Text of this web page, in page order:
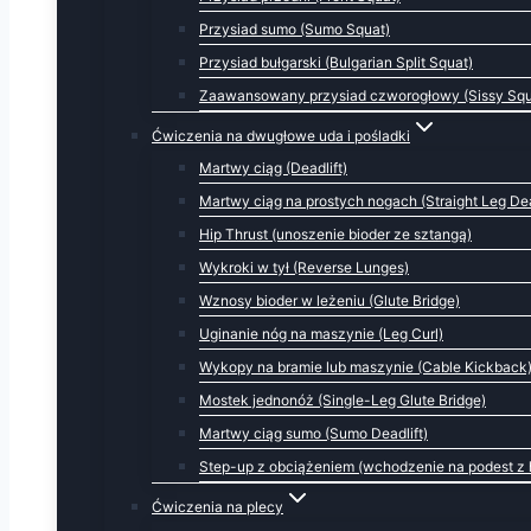
Przysiad sumo (Sumo Squat)
Przysiad bułgarski (Bulgarian Split Squat)
Zaawansowany przysiad czworogłowy (Sissy
Ćwiczenia na dwugłowe uda i pośladki
Martwy ciąg (Deadlift)
Martwy ciąg na prostych nogach (Straight Leg
Hip Thrust (unoszenie bioder ze sztangą)
Wykroki w tył (Reverse Lunges)
Wznosy bioder w leżeniu (Glute Bridge)
Uginanie nóg na maszynie (Leg Curl)
Wykopy na bramie lub maszynie (Cable Kickback)
Mostek jednonóż (Single-Leg Glute Bridge)
Martwy ciąg sumo (Sumo Deadlift)
Step-up z obciążeniem (wchodzenie na podest z
Ćwiczenia na plecy